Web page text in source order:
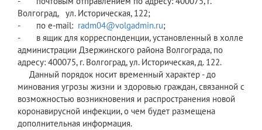
Волгоград, ул. Историческая, 122;
- по e-mail: radm04@volgadmin.ru;
- в ящик для корреспонденции, установленный в холле
администрации Дзержинского района Волгограда, по
адресу: 400075, г. Волгоград, ул. Историческая, д. 122.
Данный порядок носит временный характер - до
минования угрозы жизни и здоровью граждан, связанной с
возможностью возникновения и распространения новой
коронавирусной инфекции, о чем будет размещена
дополнительная информация.